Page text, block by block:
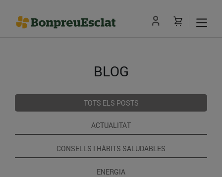
BLOG
TOTS ELS POSTS
ACTUALITAT
CONSELLS I HÀBITS SALUDABLES
ENERGIA